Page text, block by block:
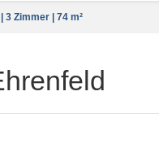
3 Zimmer | 74 m²